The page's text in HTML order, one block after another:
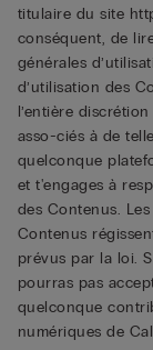
titulaire du site
conséquent, de
générales
d’utilisation des
l’entière
asso-ciés à de
quelconque
et t'engages à
des Contenus.
Contenus
prévus par la loi.
pourras pas
quelconque
numériques de